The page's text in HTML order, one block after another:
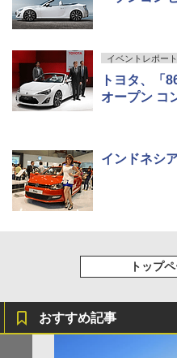
イベントレポート
トヨタ、「
オープン コ
インドネシ
トップ
おすすめ記事